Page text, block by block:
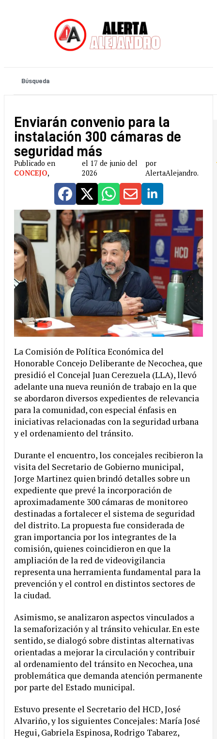
Enviarán convenio para la
instalación 300 cámaras de
seguridad más
Publicado en
CONCEJO,
el 17 de junio del
2026
por
AlertaAlejandro.
La Comisión de Política Económica del
Honorable Concejo Deliberante de Necochea, que
presidió el Concejal Juan Cerezuela (LLA), llevó
adelante una nueva reunión de trabajo en la que
se abordaron diversos expedientes de relevancia
para la comunidad, con especial énfasis en
iniciativas relacionadas con la seguridad urbana
y el ordenamiento del tránsito.
Durante el encuentro, los concejales recibieron la
visita del Secretario de Gobierno municipal,
Jorge Martinez quien brindó detalles sobre un
expediente que prevé la incorporación de
aproximadamente 300 cámaras de monitoreo
destinadas a fortalecer el sistema de seguridad
del distrito. La propuesta fue considerada de
gran importancia por los integrantes de la
comisión, quienes coincidieron en que la
ampliación de la red de videovigilancia
representa una herramienta fundamental para la
prevención y el control en distintos sectores de
la ciudad.
Asimismo, se analizaron aspectos vinculados a
la semaforización y al tránsito vehicular. En este
sentido, se dialogó sobre distintas alternativas
orientadas a mejorar la circulación y contribuir
al ordenamiento del tránsito en Necochea, una
problemática que demanda atención permanente
por parte del Estado municipal.
Estuvo presente el Secretario del HCD, José
Alvariño, y los siguientes Concejales: María José
Hegui, Gabriela Espinosa, Rodrigo Tabarez,